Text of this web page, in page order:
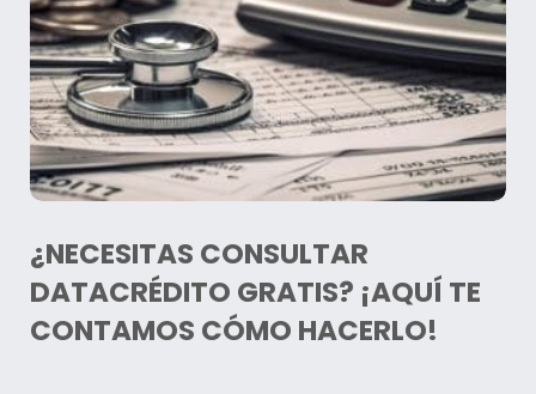
¿NECESITAS CONSULTAR
DATACRÉDITO GRATIS? ¡AQUÍ TE
CONTAMOS CÓMO HACERLO!